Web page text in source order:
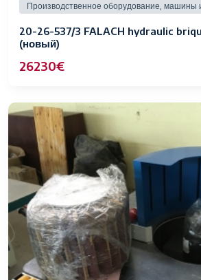
Производственное оборудование, машины
20-26-537/3 FALACH hydraulic
(новый)
26230€